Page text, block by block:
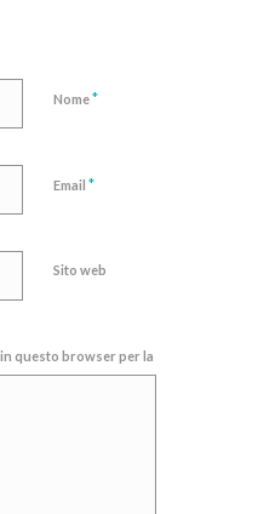
Nome*
Email *
Sito web
in questo browser per la